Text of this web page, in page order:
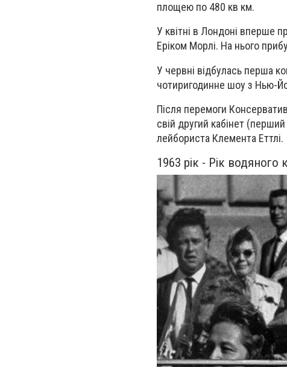
площею по 480 кв км.
У квітні в Лондоні вперше
Еріком Морлі. На нього
У червні відбулась перша
чотиригодинне шоу з Нью-
Після перемоги
свій другий кабінет
лейбориста Клемента Еттлі.
1963 рік - Рік водяного